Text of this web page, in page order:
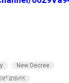
New Decree
ਫ਼ਰਮਾਨ